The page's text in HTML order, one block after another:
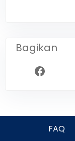
Bagikan
FAQ